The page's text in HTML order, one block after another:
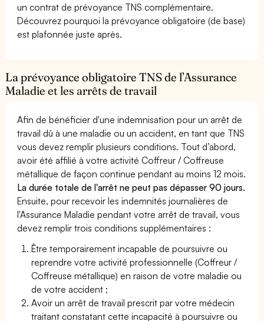
un contrat de prévoyance TNS complémentaire.
Découvrez pourquoi la prévoyance obligatoire (de base)
est plafonnée juste après.
La prévoyance obligatoire TNS de l’Assurance
Maladie et les arrêts de travail
Afin de bénéficier d'une indemnisation pour un arrêt de
travail dû à une maladie ou un accident, en tant que TNS
vous devez remplir plusieurs conditions. Tout d’abord,
avoir été affilié à votre activité Coffreur / Coffreuse
métallique de façon continue pendant au moins 12 mois.
La durée totale de l'arrêt ne peut pas dépasser 90 jours.
Ensuite, pour recevoir les indemnités journalières de
l'Assurance Maladie pendant votre arrêt de travail, vous
devez remplir trois conditions supplémentaires :
Être temporairement incapable de poursuivre ou
reprendre votre activité professionnelle (Coffreur /
Coffreuse métallique) en raison de votre maladie ou
de votre accident ;
Avoir un arrêt de travail prescrit par votre médecin
traitant constatant cette incapacité à poursuivre ou